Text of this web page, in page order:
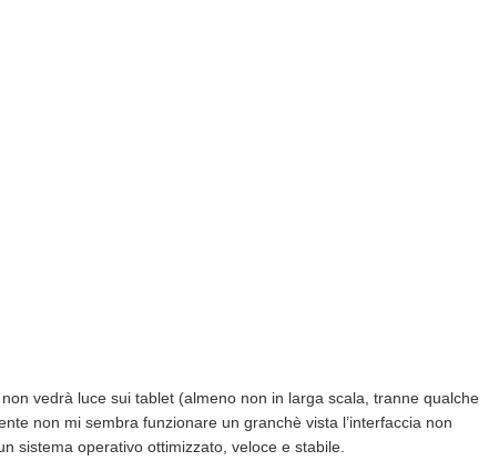
vedrà luce sui tablet (almeno non in larga scala, tranne qualche
non mi sembra funzionare un granchè vista l’interfaccia non
sistema operativo ottimizzato, veloce e stabile.